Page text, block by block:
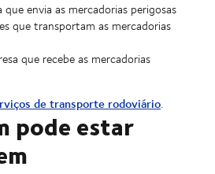
envia as mercadorias perigosas
que transportam as mercadorias
que recebe as mercadorias
de transporte rodoviário.
pode estar